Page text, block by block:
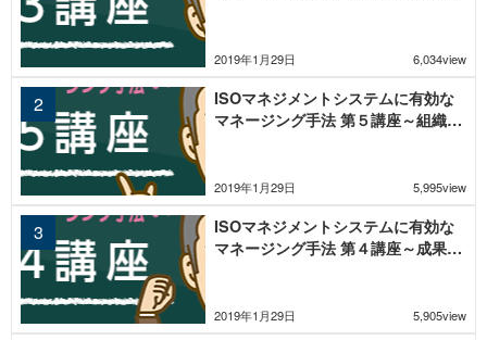
2019年1月29日 6,034view
2019年1月29日 5,995view
ISOマネジメントシステムに有効な
マネージング手法 第５講座～組織人
2019年1月29日 5,905view
ISOマネジメントシステムに有効な
マネージング手法 第４講座～成果を